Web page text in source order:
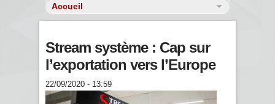
Stream système : Cap sur
l’exportation vers l’Europe
22/09/2020 - 13:59